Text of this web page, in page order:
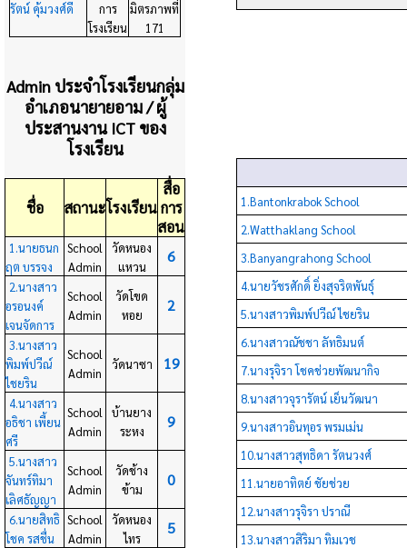
รัตน์ คุ้มวงศ์ดี
การ
โรงเรียน
มิตรภาพที่
171
Admin ประจำโรงเรียนกลุ่ม
อำเภอนายายอาม / ผู้
ประสานงาน ICT ของ
โรงเรียน
ชื่อ สถานะโรงเรียน
สื่อ
การ
สอน
1.นายธนก
ฤต บรรจง
School
Admin
วัดหนอง
แหวน
6
2.นางสาว
อรอนงค์
เจนจัดการ
School
Admin
วัดโขด
หอย
2
3.นางสาว
พิมพ์ปวีณ์
ไชยริน
School
Admin
วัดนาซา 19
4.นางสาว
อธิชา เพี้ยน
ศรี
School
Admin
บ้านยาง
ระหง
9
5.นางสาว
จันทร์ทิมา
เลิศธัญญา
School
Admin
วัดช้าง
ข้าม
0
6.นายสิทธิ
โชค รสชื่น
School
Admin
วัดหนอง
ไทร
5
1.Bantonkrabok School
2.Watthaklang School
3.Banyangrahong School
4.นายวัชรศักดิ์ ยิ่งสุจริตพันธุ์
5.นางสาวพิมพ์ปวีณ์ ไชยริน
6.นางสาวณัชชา ลัทธิมนต์
7.นางรุจิรา โชคช่วยพัฒนากิจ
8.นางสาวจุรารัตน์ เย็นวัฒนา
9.นางสาวอินทุอร พรมเม่น
10.นางสาวสุทธิดา รัตนวงศ์
11.นายอาทิตย์ ชัยช่วย
12.นางสาวรุจิรา ปราณี
13.นางสาวสิริมา ทิมเวช